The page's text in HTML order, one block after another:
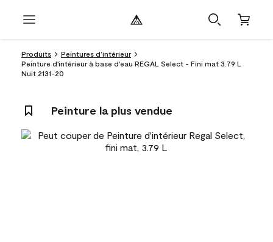
Produits
Peintures d’intérieur
Peinture d'intérieur à base d'eau REGAL Select - Fini mat 3.79 L
Nuit 2131-20
Peinture la plus vendue